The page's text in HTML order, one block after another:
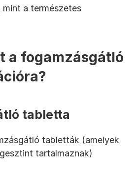
a természetes
a fogamzásgátló
tabletta
tabletták (amelyek
tartalmaznak)